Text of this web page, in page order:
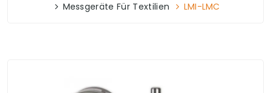
Messgeräte Für Textilien
LMI-LMC